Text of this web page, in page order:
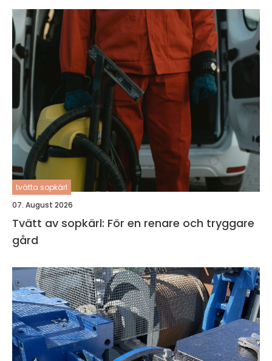
tvätta sopkärl
07. August 2026
Tvätt av sopkärl: För en renare och tryggare
gård